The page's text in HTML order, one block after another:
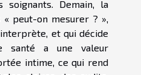
Demain, la
peut-on mesurer ? »,
et qui décide
santé a une valeur
intime, ce qui rend